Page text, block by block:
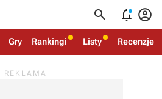
  
Gry Rankingi Listy Recenzje